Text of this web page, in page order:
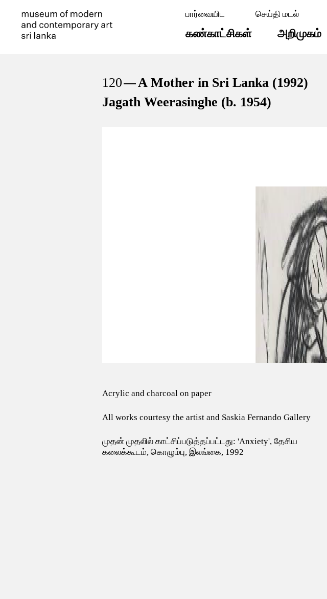
பார்வையிட செய்தி மடல்
கண்காட்சிகள் அறிமுகம்
120
A Mother in Sri Lanka (1992)
Jagath Weerasinghe (b. 1954)
Acrylic and charcoal on paper
All works courtesy the artist and Saskia Fernando Gallery
முதன் முதலில் காட்சிப்படுத்தப்பட்டது: 'Anxiety', தேசிய
கலைக்கூடம், கொழும்பு, இலங்கை, 1992